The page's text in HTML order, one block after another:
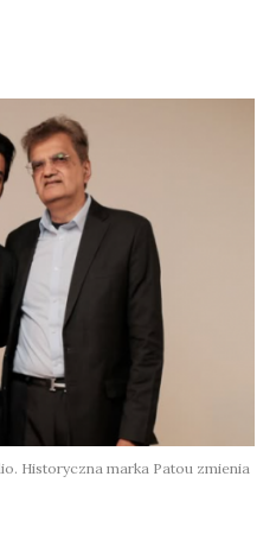
Historyczna marka Patou zmienia